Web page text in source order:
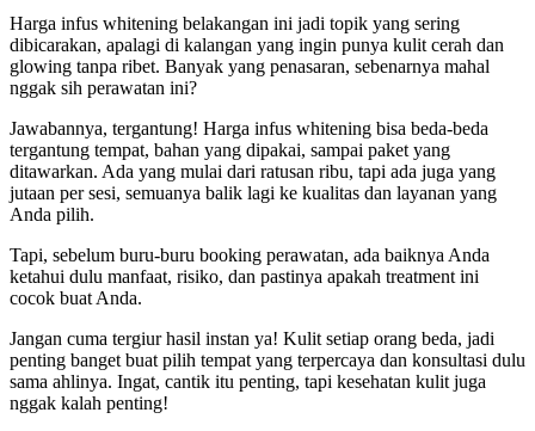
Harga infus whitening belakangan ini jadi topik yang sering
dibicarakan, apalagi di kalangan yang ingin punya kulit cerah dan
glowing tanpa ribet. Banyak yang penasaran, sebenarnya mahal
nggak sih perawatan ini?
Jawabannya, tergantung! Harga infus whitening bisa beda-beda
tergantung tempat, bahan yang dipakai, sampai paket yang
ditawarkan. Ada yang mulai dari ratusan ribu, tapi ada juga yang
jutaan per sesi, semuanya balik lagi ke kualitas dan layanan yang
Anda pilih.
Tapi, sebelum buru-buru booking perawatan, ada baiknya Anda
ketahui dulu manfaat, risiko, dan pastinya apakah treatment ini
cocok buat Anda.
Jangan cuma tergiur hasil instan ya! Kulit setiap orang beda, jadi
penting banget buat pilih tempat yang terpercaya dan konsultasi dulu
sama ahlinya. Ingat, cantik itu penting, tapi kesehatan kulit juga
nggak kalah penting!